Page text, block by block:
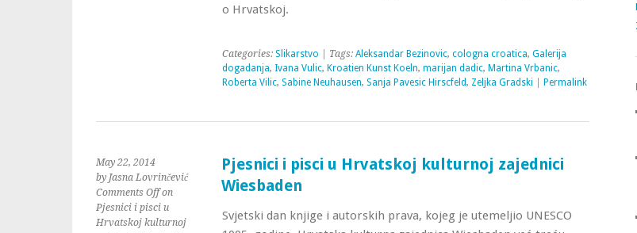
o Hrvatskoj.
Categories: Slikarstvo | Tags: Aleksandar Bezinovic, cologna croatica, Galerija
dogadanja, Ivana Vulic, Kroatien Kunst Koeln, marijan dadic, Martina Vrbanic,
Roberta Vilic, Sabine Neuhausen, Sanja Pavesic Hirscfeld, Zeljka Gradski Permalink
May 22, 2014
by Jasna Lovrinčević
Comments Offon
Pjesnici i pisci u
Hrvatskoj kulturnoj
Pjesnici i pisci u Hrvatskoj kulturnoj zajednici
Wiesbaden
Svjetski dan knjige i autorskih prava, kojeg je utemeljio UNESCO